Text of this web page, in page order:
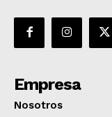
Empresa
Nosotros